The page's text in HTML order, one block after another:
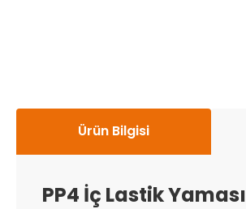
Ürün Bilgisi
PP4 İç Lastik Yaması